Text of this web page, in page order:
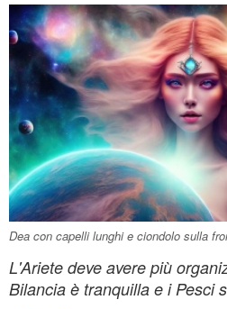
Dea con capelli lunghi e ciondolo sulla
L'Ariete deve avere più
Bilancia è tranquilla e i Pesci